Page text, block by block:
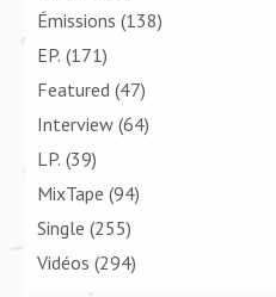
Émissions (138)
EP. (171)
Featured (47)
Interview (64)
LP. (39)
MixTape (94)
Single (255)
Vidéos (294)